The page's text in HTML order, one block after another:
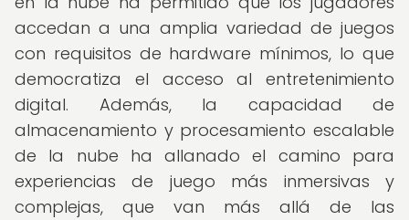
accedan a una amplia variedad de juegos
con requisitos de hardware mínimos, lo que
democratiza el acceso al entretenimiento
digital. Además, la capacidad de
almacenamiento y procesamiento escalable
de la nube ha allanado el camino para
experiencias de juego más inmersivas y
complejas, que van más allá de las